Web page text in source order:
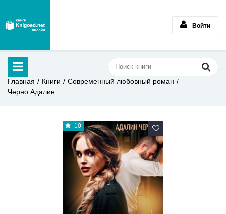
Войти
Главная Книги
Современный любовный роман
Черно Адалин
10